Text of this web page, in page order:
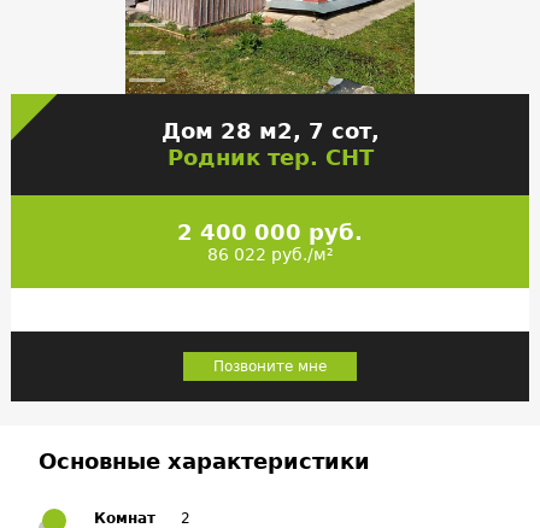
Дом 28 м2, 7 сот,
Родник тер. СНТ
2 400 000 руб.
86 022 руб./м²
Позвоните мне
Основные характеристики
Комнат 2